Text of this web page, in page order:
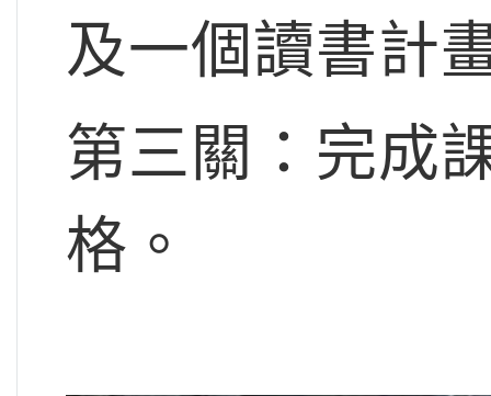
及一個讀書計
第三關：完成
格。